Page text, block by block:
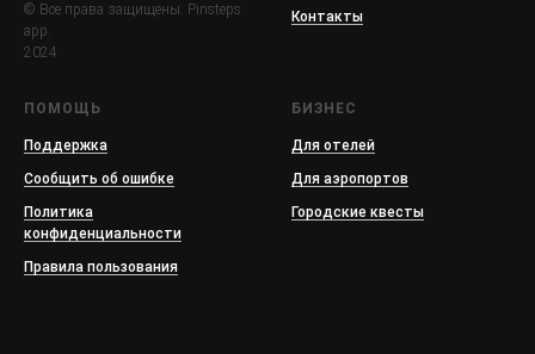
© Все права защищены. Pinsteps
app.
2024
Контакты
ПОМОЩЬ
Поддержка
Сообщить об ошибке
Политика
конфиденциальности
Правила пользования
БИЗНЕС
Для отелей
Для аэропортов
Городские квесты